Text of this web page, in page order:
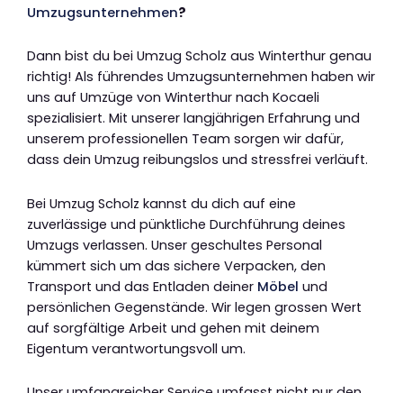
Umzugsunternehmen?
Dann bist du bei Umzug Scholz aus Winterthur genau
richtig! Als führendes Umzugsunternehmen haben wir
uns auf Umzüge von Winterthur nach Kocaeli
spezialisiert. Mit unserer langjährigen Erfahrung und
unserem professionellen Team sorgen wir dafür,
dass dein Umzug reibungslos und stressfrei verläuft.
Bei Umzug Scholz kannst du dich auf eine
zuverlässige und pünktliche Durchführung deines
Umzugs verlassen. Unser geschultes Personal
kümmert sich um das sichere Verpacken, den
Transport und das Entladen deiner Möbel und
persönlichen Gegenstände. Wir legen grossen Wert
auf sorgfältige Arbeit und gehen mit deinem
Eigentum verantwortungsvoll um.